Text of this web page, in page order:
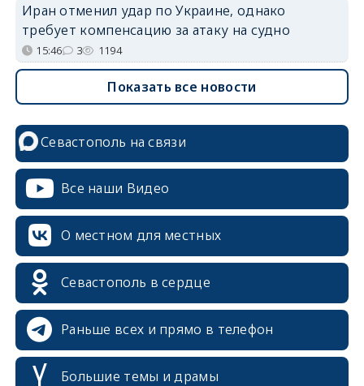
Иран отменил удар по Украине, однако
требует компенсацию за атаку на судно
15:46 3 1194
Показать все новости
Севастополь на связи
Все наши Видео
О местном для местных
Севастополь в сердце
Раньше всех и прямо в телефон
Большие темы и драмы